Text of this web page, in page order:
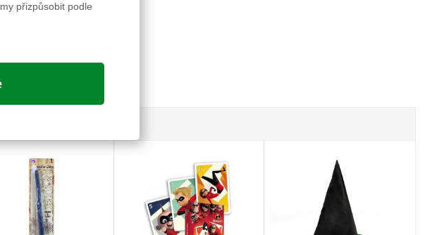
přizpůsobit podle